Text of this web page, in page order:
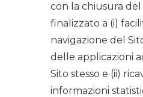
con la chiusura
finalizzato a (i)
navigazione del
delle applicazioni
Sito stesso e (ii)
informazioni